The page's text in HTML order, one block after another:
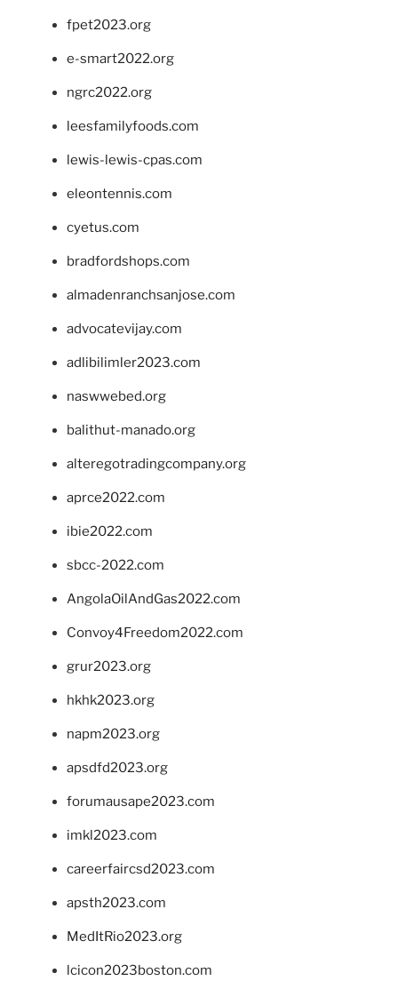
fpet2023.org
e-smart2022.org
ngrc2022.org
leesfamilyfoods.com
lewis-lewis-cpas.com
eleontennis.com
cyetus.com
bradfordshops.com
almadenranchsanjose.com
advocatevijay.com
adlibilimler2023.com
naswwebed.org
balithut-manado.org
alteregotradingcompany.org
aprce2022.com
ibie2022.com
sbcc-2022.com
AngolaOilAndGas2022.com
Convoy4Freedom2022.com
grur2023.org
hkhk2023.org
napm2023.org
apsdfd2023.org
forumausape2023.com
imkl2023.com
careerfaircsd2023.com
apsth2023.com
MedItRio2023.org
lcicon2023boston.com